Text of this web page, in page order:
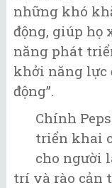
những khó
động, giúp họ
năng phát
khởi năng lực
động”.
Chính
triển khai
cho người
trí và rào cản